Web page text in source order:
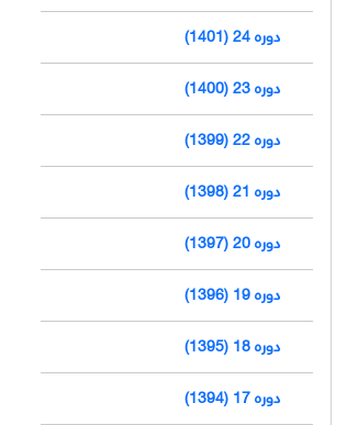
دوره 24 (1401)
دوره 23 (1400)
دوره 22 (1399)
دوره 21 (1398)
دوره 20 (1397)
دوره 19 (1396)
دوره 18 (1395)
دوره 17 (1394)